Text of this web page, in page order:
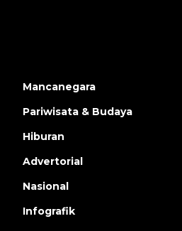
Mancanegara
Pariwisata & Budaya
Hiburan
Advertorial
Nasional
Infografik